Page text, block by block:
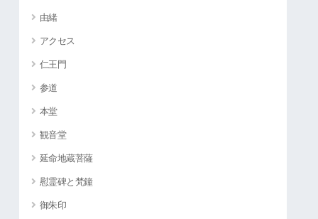
由緒
アクセス
仁王門
参道
本堂
観音堂
延命地蔵菩薩
慰霊碑と梵鐘
御朱印